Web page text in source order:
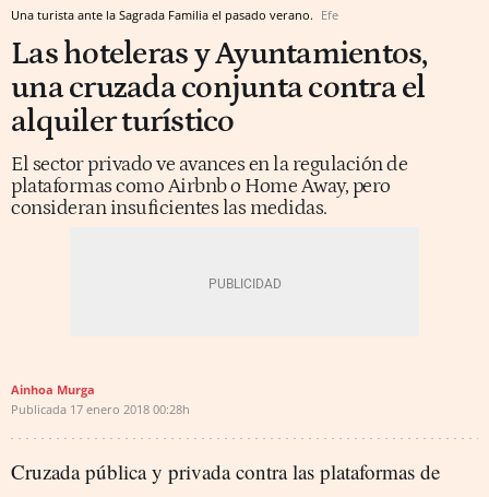
Una turista ante la Sagrada Familia el pasado verano. Efe
Las hoteleras y Ayuntamientos,
una cruzada conjunta contra el
alquiler turístico
El sector privado ve avances en la regulación de
plataformas como Airbnb o Home Away, pero
consideran insuficientes las medidas.
Ainhoa Murga
Publicada 17 enero 2018 00:28h
Cruzada pública y privada contra las plataformas de